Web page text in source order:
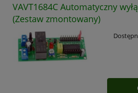
VAVT1684C Automatyczny
(Zestaw zmontowany)